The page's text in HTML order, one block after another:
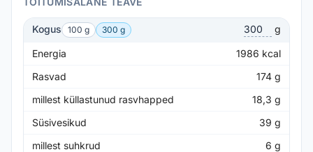
Kogus 100 g 300 g g
Energia 1986 kcal
Rasvad
174 g
millest küllastunud rasvhapped
18,3 g
Süsivesikud
39 g
millest suhkrud
6 g